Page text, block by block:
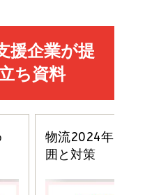
9割
売れ
・シフト): 「信頼」で選ばれ
太]
06/24号 No.2500増刊
ン[王道エンタメの矜持／
07/08号 No.2502[2026
と運命／山田涼介]
改訂版］――知的生産の「シンプ
家人生で得た知見
：人を動かす七つの原理